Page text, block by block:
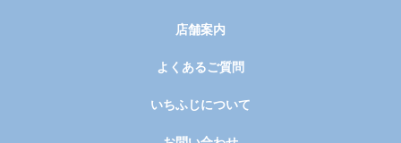
店舗案内
よくあるご質問
いちふじについて